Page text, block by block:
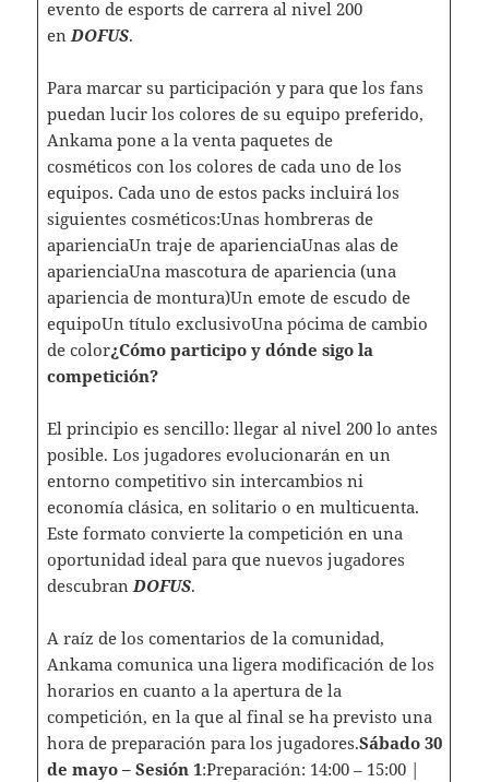
evento de esports de carrera al nivel 200
enDOFUS.
Para marcar su participación y para que los fans
puedan lucir los colores de su equipo preferido,
Ankama pone a la venta paquetes de
cosméticos con los colores de cada uno de los
equipos. Cada uno de estos packs incluirá los
siguientes cosméticos:Unas hombreras de
aparienciaUn traje de aparienciaUnas alas de
aparienciaUna mascotura de apariencia (una
apariencia de montura)Un emote de escudo de
equipoUn título exclusivoUna pócima de cambio
de color¿Cómo participo y dónde sigo la
competición?
El principio es sencillo: llegar al nivel 200 lo antes
posible. Los jugadores evolucionarán en un
entorno competitivo sin intercambios ni
economía clásica, en solitario o en multicuenta.
Este formato convierte la competición en una
oportunidad ideal para que nuevos jugadores
descubranDOFUS.
A raíz de los comentarios de la comunidad,
Ankama comunica una ligera modificación de los
horarios en cuanto a la apertura de la
competición, en la que al final se ha previsto una
hora de preparación para los jugadores.Sábado 30
de mayo – Sesión 1:Preparación: 14:00 – 15:00 |